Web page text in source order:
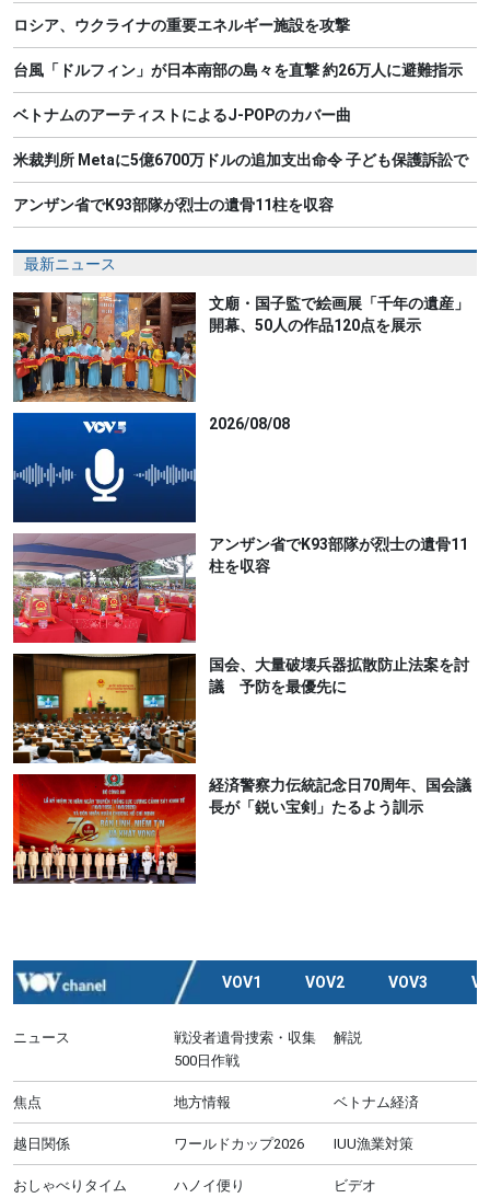
ロシア、ウクライナの重要エネルギー施設を攻撃
台風「ドルフィン」が日本南部の島々を直撃 約26万人に避難指示
ベトナムのアーティストによるJ-POPのカバー曲
米裁判所 Metaに5億6700万ドルの追加支出命令 子ども保護訴訟で
アンザン省でK93部隊が烈士の遺骨11柱を収容
最新ニュース
文廟・国子監で絵画展「千年の遺産」
開幕、50人の作品120点を展示
2026/08/08
アンザン省でK93部隊が烈士の遺骨11
柱を収容
国会、大量破壊兵器拡散防止法案を討
議 予防を最優先に
経済警察力伝統記念日70周年、国会議
長が「鋭い宝剣」たるよう訓示
VOV1 VOV2 VOV3
ニュース
戦没者遺骨捜索・収集
500日作戦
解説
焦点 地方情報 ベトナム経済
越日関係 ワールドカップ2026 IUU漁業対策
おしゃべりタイム ハノイ便り ビデオ